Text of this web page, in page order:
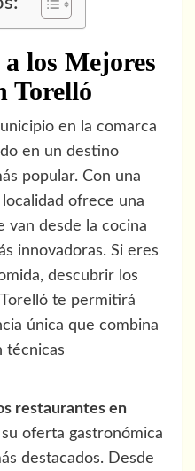
los Mejores
Torelló
en la comarca
en un destino
popular. Con una
ofrece una
van desde la cocina
innovadoras. Si eres
descubrir los
te permitirá
única que combina
técnicas
restaurantes en
oferta gastronómica
destacados. Desde